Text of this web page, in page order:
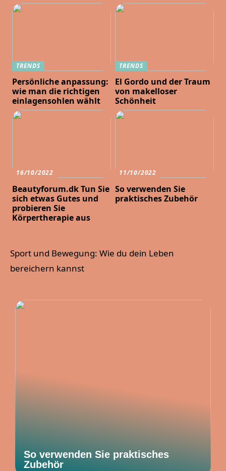
TRENDS
Persönliche anpassung:
wie man die richtigen
einlagensohlen wählt
TRENDS
El Gordo und der Traum
von makelloser
Schönheit
16/10/2022
Beautyforum.dk Tun Sie
sich etwas Gutes und
probieren Sie
Körpertherapie aus
11/10/2022
So verwenden Sie
praktisches Zubehör
Sport und Bewegung: Wie du dein Leben
bereichern kannst
So verwenden Sie praktisches
Zubehör